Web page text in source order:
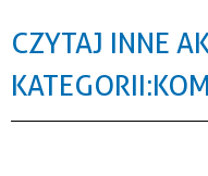
CZYTAJ INNE
KATEGORII: